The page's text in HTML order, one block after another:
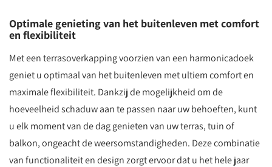
Optimale genieting van het buitenleven met comfort
en flexibiliteit
Met een terrasoverkapping voorzien van een harmonicadoek
geniet u optimaal van het buitenleven met ultiem comfort en
maximale flexibiliteit. Dankzij de mogelijkheid om de
hoeveelheid schaduw aan te passen naar uw behoeften, kunt
u elk moment van de dag genieten van uw terras, tuin of
balkon, ongeacht de weersomstandigheden. Deze combinatie
van functionaliteit en design zorgt ervoor dat u het hele jaar